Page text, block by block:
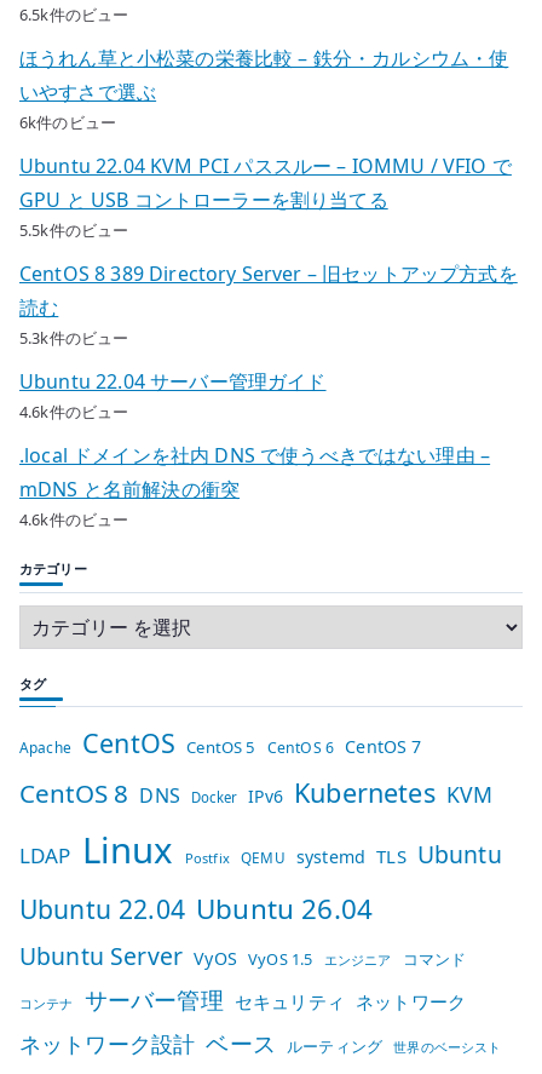
6.5k件のビュー
ほうれん草と小松菜の栄養比較 – 鉄分・カルシウム・使
いやすさで選ぶ
6k件のビュー
Ubuntu 22.04 KVM PCI パススルー – IOMMU / VFIO で
GPU と USB コントローラーを割り当てる
5.5k件のビュー
CentOS 8 389 Directory Server – 旧セットアップ方式を
読む
5.3k件のビュー
Ubuntu 22.04 サーバー管理ガイド
4.6k件のビュー
.local ドメインを社内 DNS で使うべきではない理由 –
mDNS と名前解決の衝突
4.6k件のビュー
カテゴリー
タグ
Apache CentOS CentOS 5 CentOS 6 CentOS 7
CentOS 8 DNS Docker IPv6 Kubernetes KVM
LDAP Linux Postfix QEMU systemd TLS Ubuntu
Ubuntu 22.04 Ubuntu 26.04
Ubuntu Server VyOS VyOS 1.5 エンジニア コマンド
コンテナ サーバー管理 セキュリティ ネットワーク
ネットワーク設計 ベース ルーティング 世界のベーシスト